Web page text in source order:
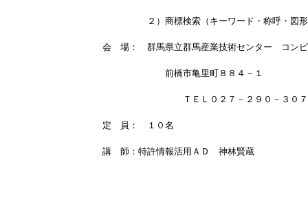
２）商標検索（キーワード・称呼・図形
会　場：　群馬県立群馬産業技術センター　コンピ
前橋市亀里町８８４－１
ＴＥＬ０２７－２９０－３０７
定　員：　１０名
講　師：特許情報活用ＡＤ　神林賢蔵